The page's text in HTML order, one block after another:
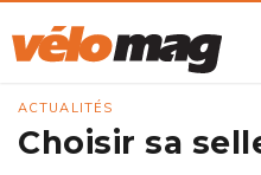
ACTUALITÉS
Choisir sa